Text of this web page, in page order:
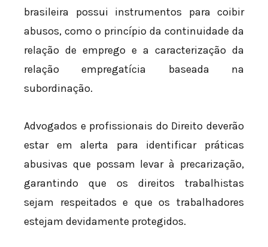
brasileira possui instrumentos para coibir
abusos, como o princípio da continuidade da
relação de emprego e a caracterização da
relação empregatícia baseada na
subordinação.
Advogados e profissionais do Direito deverão
estar em alerta para identificar práticas
abusivas que possam levar à precarização,
garantindo que os direitos trabalhistas
sejam respeitados e que os trabalhadores
estejam devidamente protegidos.